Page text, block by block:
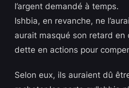
l’argent demandé à temps.
Ishbia, en revanche, ne
aurait masqué son retard en
dette en actions pour
Selon eux, ils auraient dû